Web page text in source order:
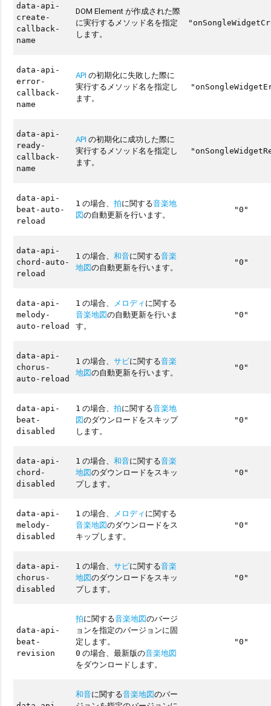
data-api-
create-
callback-
name
DOM Element が作成された際
に実行するメソッド名を指定
します。
data-api-
error-
callback-
name
API の初期化に失敗した際に
実行するメソッド名を指定し
ます。
data-api-
ready-
callback-
name
API の初期化に成功した際に
実行するメソッド名を指定し
ます。
data-api-
beat-auto-
reload
1 の場合、拍に関する音楽地
図の自動更新を行います。
"0"
data-api-
chord-auto-
reload
1 の場合、和音に関する音楽
地図の自動更新を行います。
"0"
data-api-
melody-
auto-reload
1 の場合、 メロディに関する
音楽地図の自動更新を行いま
す。
"0"
data-api-
chorus-
auto-reload
1 の場合、サビに関する音楽
地図の自動更新を行います。
"0"
data-api-
beat-
disabled
1 の場合、拍に関する音楽地
図のダウンロードをスキップ
します。
"0"
data-api-
chord-
disabled
1 の場合、和音に関する音楽
地図のダウンロードをスキッ
プします。
"0"
data-api-
melody-
disabled
1 の場合、 メロディに関する
音楽地図のダウンロードをス
キップします。
"0"
data-api-
chorus-
disabled
1 の場合、サビに関する音楽
地図のダウンロードをスキッ
プします。
"0"
data-api-
beat-
revision
拍に関する音楽地図のバージ
ョンを指定のバージョンに固
定します。
0 の場合、最新版の音楽地図
をダウンロードします。
"0"
和音に関する音楽地図のバー